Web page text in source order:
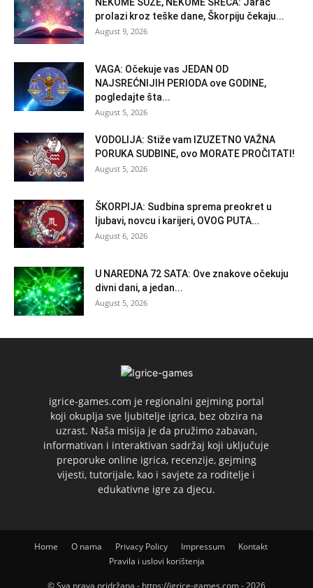
prolazi kroz teške dane, Škorpiju čekaju...
August 9, 2026
VAGA: Očekuje vas JEDAN OD
NAJSREĆNIJIH PERIODA ove GODINE,
pogledajte šta...
August 5, 2026
VODOLIJA: Stiže vam IZUZETNO VAŽNA
PORUKA SUDBINE, ovo MORATE PROČITATI!
August 5, 2026
ŠKORPIJA: Sudbina sprema preokret u
ljubavi, novcu i karijeri, OVOG PUTA...
August 6, 2026
U NAREDNA 72 SATA: Ove znakove očekuju
divni dani, a jedan...
August 5, 2026
igrice-games.com je regionalni gejming portal
koji okuplja sve ljubitelje igrica, bez obzira na
uzrast. Naša misija je da pružimo zabavan,
informativan i interaktivan sadržaj koji uključuje
preporuke online igrica, recenzije, gejming
vijesti, tutorijale, kao i savjete za roditelje i
edukativne igre za djecu.
Home O nama Privacy Policy Impressum
Kontakt
Pravila i uslovi korištenja
© Sva prava pridržana - https://igrice-games.com - 2026